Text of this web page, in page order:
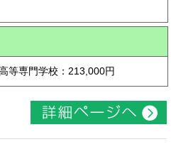
等専門学校：213,000円